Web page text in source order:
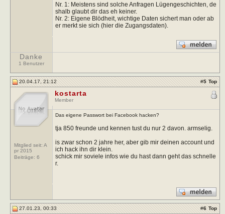
Nr. 1: Meistens sind solche Anfragen Lügengeschichten, de
shalb glaubt dir das eh keiner.
Nr. 2: Eigene Blödheit, wichtige Daten sichert man oder ab
er merkt sie sich (hier die Zugangsdaten).
Danke
1 Benutzer
20.04.17, 21:12 #5 Top
Mitglied seit: A
pr 2015
Beiträge: 6
kostarta
Member
Das eigene Passwort bei Facebook hacken?
tja 850 freunde und kennen tust du nur 2 davon. armselig.
is zwar schon 2 jahre her, aber gib mir deinen account und
ich hack ihn dir klein.
schick mir soviele infos wie du hast dann geht das schnelle
r.
27.01.23, 00:33 #6 Top